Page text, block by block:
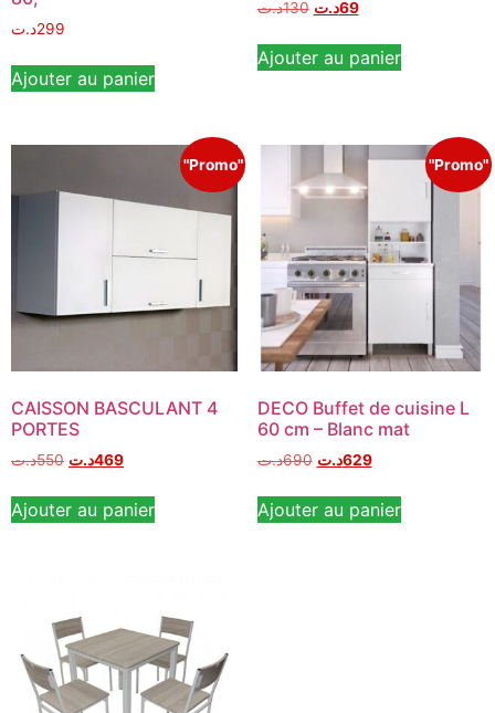
299د.ت
Ajouter au panier
130د.ت 69د.ت
Ajouter au panier
"Promo"
CAISSON BASCULANT 4
PORTES
550د.ت 469د.ت
Ajouter au panier
"Promo"
DECO Buffet de cuisine L
60 cm – Blanc mat
690د.ت 629د.ت
Ajouter au panier